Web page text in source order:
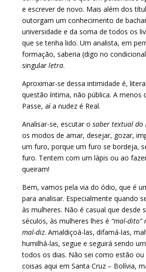
e escrever de novo. Mais além dos
outorgam um conhecimento de
universidade e da soma de todos os
que se tenha lido. Um analista, em
formação, saberia (digo no
singularletra.
Aproximar-se dessa intimidade é,
questão íntima, não pública. A menos
Passe, aí a nudez é Real.
Analisar-se, escutar o saber textual do
os modos de amar, desejar, gozar,
um furo, porque um furo se bordeja,
furo. Tentem com um lápis ou ao
queiram!
Bem, vamos pela via do ódio, que é
para analisar. Especialmente quando
às mulheres. Não é casual que desde
séculos, às mulheres lhes é “mal-dito”
mal-diz. Amaldiçoá-las, difamá-las,
humilhá-las, segue e seguirá sendo
todos os dias. Não sei como estão ou
coisas aqui em Santa Cruz – Bolívia,